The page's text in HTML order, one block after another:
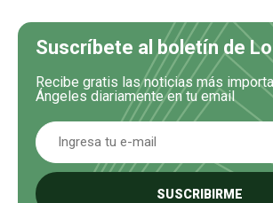
Suscríbete al boletín de
Recibe gratis las noticias más
Ángeles diariamente en tu email
SUSCRIBIRME